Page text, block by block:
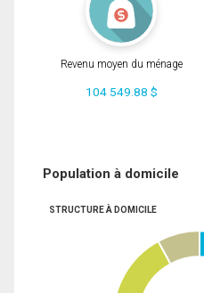
Revenu moyen du ménage
104 549.88 $
Population à domicile
STRUCTURE À DOMICILE